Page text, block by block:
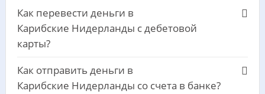
Как перевести деньги в
Карибские Нидерланды с дебетовой
карты?
Как отправить деньги в
Карибские Нидерланды со счета в банке?